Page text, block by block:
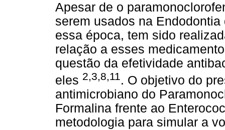
Apesar de o
serem usados na
essa época, tem sido
relação a esses
questão da efetividade
eles 2,3,8,11. O objetivo do
antimicrobiano do
Formalina frente ao
metodologia para simular a